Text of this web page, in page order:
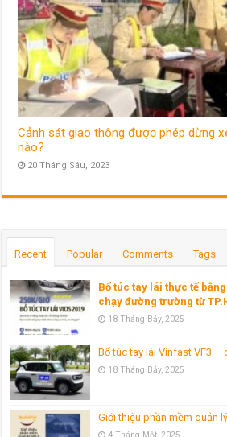
Cảnh sát giao thông được phép dừng
nào?
20 Tháng Sáu, 2023
Recent Popular Comments Tags
Bổ túc tay lái thực tế
chạy đường trường từ
18 Tháng Bảy, 2025
Bổ túc tay lái Vinfast VF3 –
18 Tháng Bảy, 2025
Giới thiệu phần mềm quản